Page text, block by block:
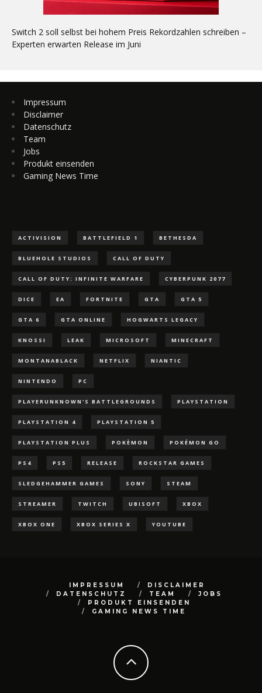
Switch 2 soll selbst bei hohem Preis Rekordzahlen schreiben –
Experten erwarten Release im Juni
Impressum
Disclaimer
Datenschutz
Team
Jobs
Produkt einsenden
Gaming News Time
ACTIVISION BATTLEFIELD 1 BETHESDA
BLUEHOLE STUDIOS CALL OF DUTY
CALL OF DUTY: INFINITE WARFARE CYBERPUNK 2077
DICE EA FORTNITE GTA GTA 5
GTA 6 GTA ONLINE HOGWARTS LEGACY
KNOSSI LEAK MICROSOFT MINECRAFT
MONTANABLACK NETFLIX NIANTIC
NINTENDO PC
PLAYERUNKNOWN'S BATTLEGROUNDS PLAYSTATION
PLAYSTATION 4 PLAYSTATION 5
PLAYSTATION PLUS POKÈMON POKÉMON GO
PS4 PS5 RELEASE ROCKSTAR GAMES
SLEDGEHAMMER GAMES SONY STEAM
STREAMER TWITCH UBISOFT XBOX
XBOX ONE XBOX SERIES X YOUTUBE
IMPRESSUM
DISCLAIMER
DATENSCHUTZ
TEAM
JOBS
PRODUKT EINSENDEN
GAMING NEWS TIME